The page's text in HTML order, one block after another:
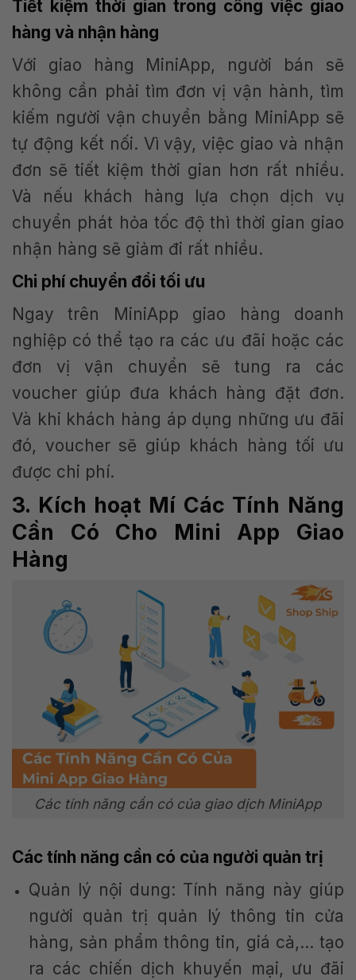
Tiết kiệm thời gian trong công việc giao
hàng và nhận hàng
Với giao hàng MiniApp, người bán sẽ
không cần phải tìm đơn vị vận hành, tìm
kiếm người vận chuyển bằng MiniApp sẽ
tự động kết nối. Vì vậy, việc giao và nhận
đơn sẽ tiết kiệm thời gian hơn rất nhiều.
Và nếu khách hàng lựa chọn dịch vụ
chuyển phát hỏa tốc độ thì thời gian giao
nhận hàng sẽ giảm đi rất nhiều.
Chi phí chuyển đổi tối ưu
Ngay trên MiniApp giao hàng doanh
nghiệp có thể tạo ra các ưu đãi hoặc các
đơn vị vận chuyển sẽ tung ra các
voucher giúp đưa khách hàng đặt đơn.
Và khi khách hàng áp dụng những ưu đãi
đó, voucher sẽ giúp khách hàng tối ưu
được chi phí.
3. Kích hoạt Mí Các Tính Năng
Cần Có Cho Mini App Giao
Hàng
Các tính năng cần có của giao dịch MiniApp
Các tính năng cần có của người quản trị
Quản lý nội dung: Tính năng này giúp
người quản trị quản lý thông tin cửa
hàng, sản phẩm thông tin, giá cả,… tạo
ra các chiến dịch khuyến mại, ưu đãi